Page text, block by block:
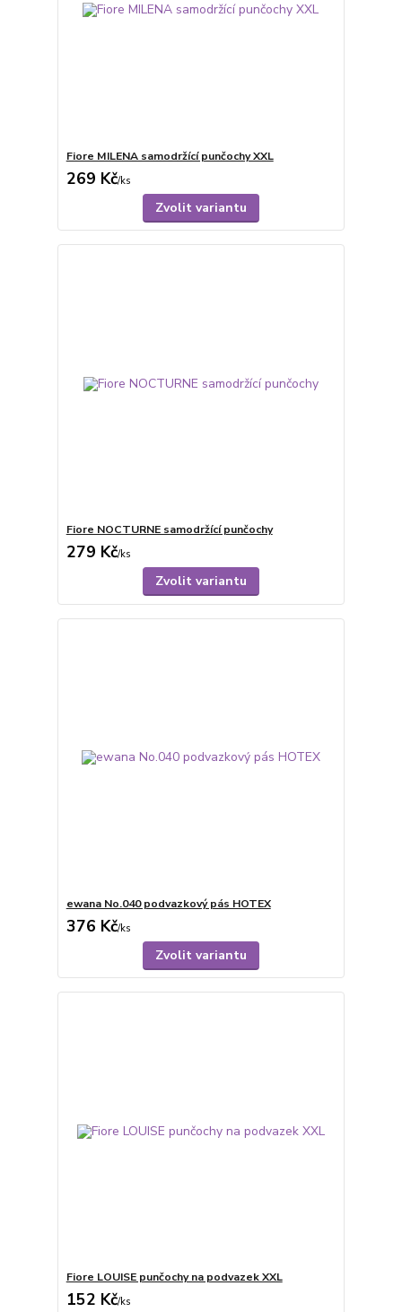
Fiore MILENA samodržící punčochy XXL
269 Kč/ks
Zvolit variantu
Fiore NOCTURNE samodržící punčochy
279 Kč/ks
Zvolit variantu
ewana No.040 podvazkový pás HOTEX
376 Kč/ks
Zvolit variantu
Fiore LOUISE punčochy na podvazek XXL
152 Kč/ks